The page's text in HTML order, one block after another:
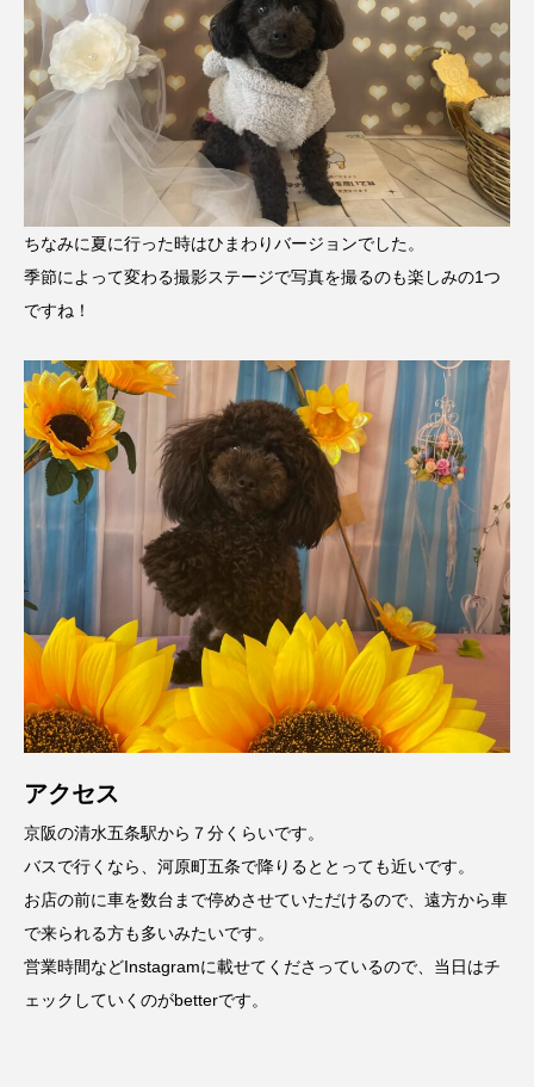
ちなみに夏に行った時はひまわりバージョンでした。
季節によって変わる撮影ステージで写真を撮るのも楽しみの1つ
ですね！
アクセス
京阪の清水五条駅から７分くらいです。
バスで行くなら、河原町五条で降りるととっても近いです。
お店の前に車を数台まで停めさせていただけるので、遠方から車
で来られる方も多いみたいです。
営業時間などInstagramに載せてくださっているので、当日はチ
ェックしていくのがbetterです。